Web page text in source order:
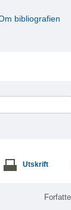
bibliografien
Utskrift